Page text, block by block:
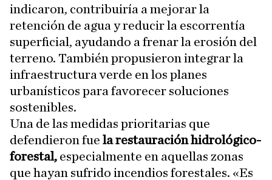
indicaron, contribuiría a mejorar la
retención de agua y reducir la escorrentía
superficial, ayudando a frenar la erosión del
terreno. También propusieron integrar la
infraestructura verde en los planes
urbanísticos para favorecer soluciones
sostenibles.
Una de las medidas prioritarias que
defendieron fue la restauración hidrológico-
forestal, especialmente en aquellas zonas
que hayan sufrido incendios forestales. «Es